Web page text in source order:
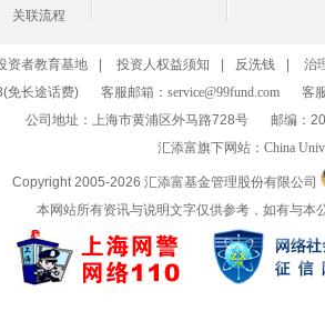
关联流程
资者教育基地 投资人权益须知 反洗钱
治
免长途话费)
客服邮箱： service@99fund.com
客
公司地址：上海市黄浦区外马路728号
邮编：
汇添富旗下网站： China
Copyright 2005-2026 汇添富基金管理股份有限公司
本网站所有资讯与说明文字仅供参考，如有与本